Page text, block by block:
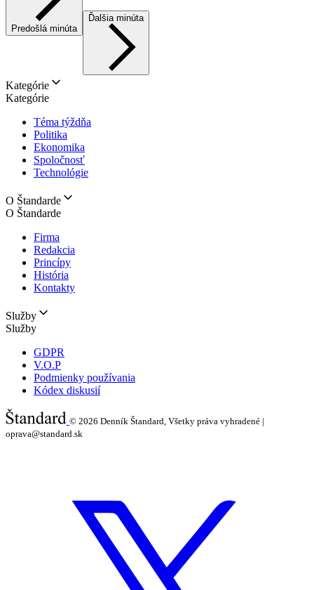
Predošlá minúta
Ďalšia minúta
Kategórie
Kategórie
Téma týždňa
Politika
Ekonomika
Spoločnosť
Technológie
O Štandarde
O Štandarde
Firma
Redakcia
Princípy
História
Kontakty
Služby
Služby
GDPR
V.O.P
Podmienky používania
Kódex diskusií
© 2026 Denník Štandard, Všetky práva vyhradené |
oprava@standard.sk